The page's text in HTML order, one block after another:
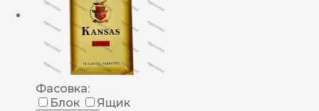
Фасовка:
Блок
Ящик